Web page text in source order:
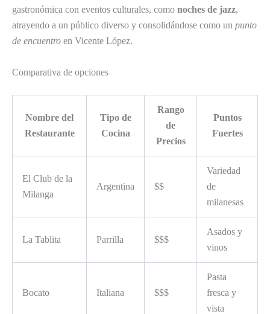
gastronómica con eventos culturales, como noches de jazz,
atrayendo a un público diverso y consolidándose como un punto
de encuentro en Vicente López.
Comparativa de opciones
Nombre del
Restaurante
Tipo de
Cocina
Rango
de
Precios
Puntos
Fuertes
El Club de la
Milanga
Argentina $$
Variedad
de
milanesas
La Tablita Parrilla $$$
Asados y
vinos
Bocato Italiana $$$
Pasta
fresca y
vista